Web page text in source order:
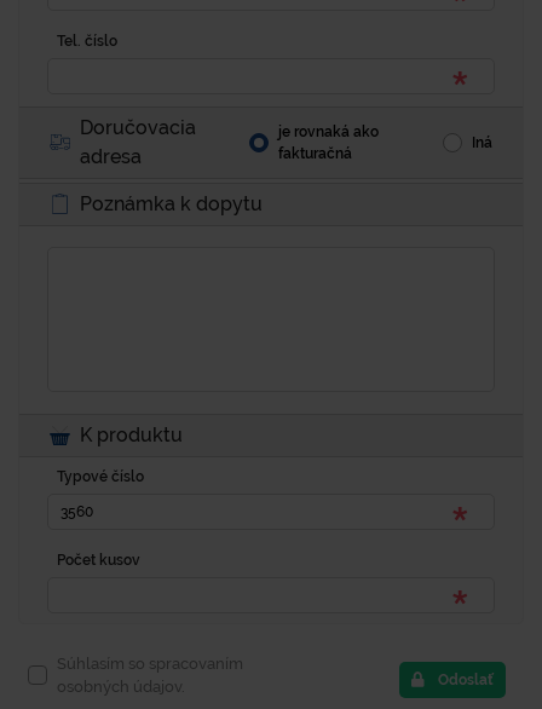
Tel. číslo
Doručovacia
adresa
je rovnaká ako
fakturačná
Iná
Poznámka k dopytu
K produktu
Typové číslo
Počet kusov
Súhlasím so spracovaním
osobných údajov.
Odoslať